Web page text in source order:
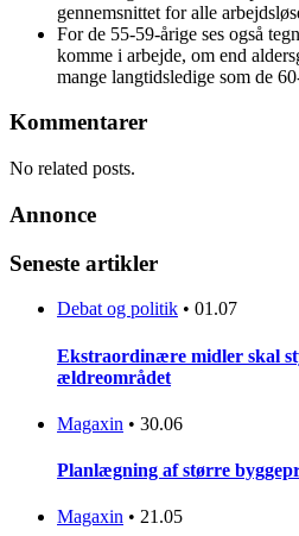
gennemsnittet for alle
For de 55-59-årige ses også
komme i arbejde, om end
mange langtidsledige som de
Kommentarer
No related posts.
Annonce
Seneste artikler
Debat og politik • 01.07
Ekstraordinære midler skal
ældreområdet
Magaxin • 30.06
Planlægning af større
Magaxin • 21.05